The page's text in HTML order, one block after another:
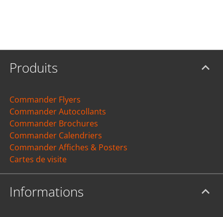
Produits
Commander Flyers
Commander Autocollants
Commander Brochures
Commander Calendriers
Commander Affiches & Posters
Cartes de visite
Informations